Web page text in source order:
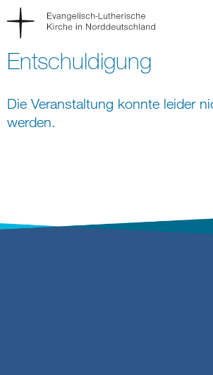
Entschuldigung
Die Veranstaltung konnte leider
werden.